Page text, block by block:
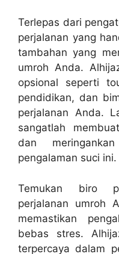
Terlepas dari
perjalanan yang
tambahan yang
umroh Anda.
opsional seperti
pendidikan, dan
perjalanan Anda.
sangatlah
dan
pengalaman suci ini.
Temukan biro
perjalanan umroh
memastikan
bebas stres.
terpercaya dalam